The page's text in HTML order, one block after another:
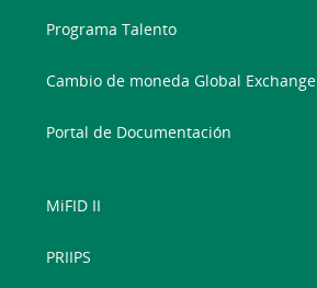
Programa Talento
Cambio de moneda Global Exchange
Portal de Documentación
MiFID II
PRIIPS